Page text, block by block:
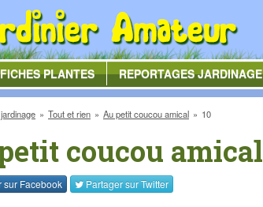
FICHESPLANTES REPORTAGESJARDINAGE
Tout et rien Au petit coucou amical 10
coucou amical
sur Facebook Partager surTwitter